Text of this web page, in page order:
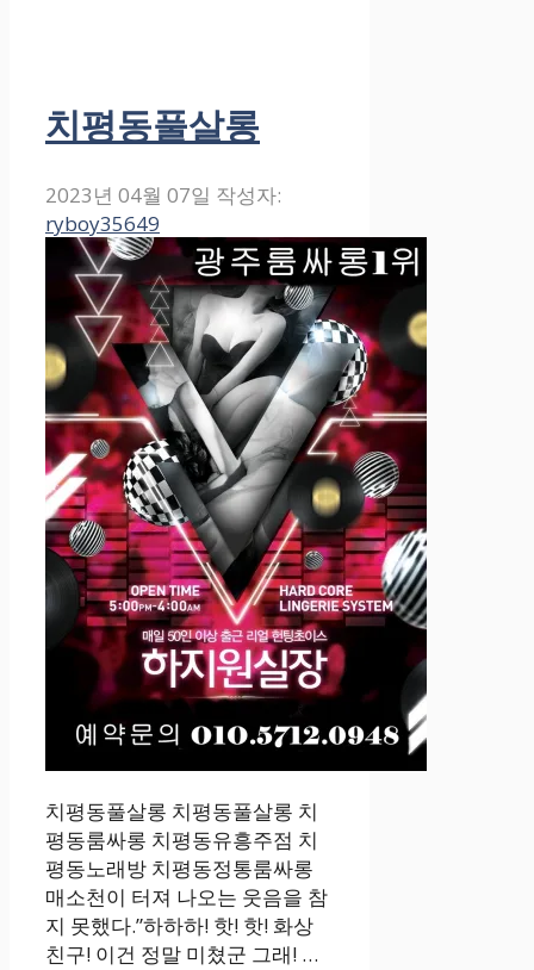
치평동풀살롱
2023년 04월 07일 작성자:
ryboy35649
치평동풀살롱 치평동풀살롱 치
평동룸싸롱 치평동유흥주점 치
평동노래방 치평동정통룸싸롱
매소천이 터져 나오는 웃음을 참
지 못했다.”하하하! 핫! 핫! 화상
친구! 이건 정말 미쳤군 그래! …